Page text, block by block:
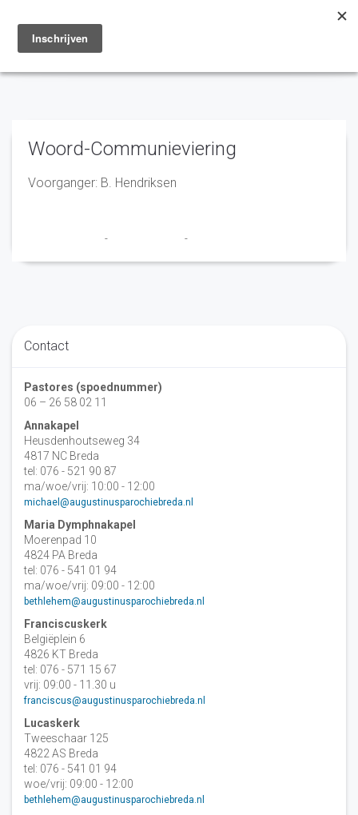
Toggle
navigation
Woord-Communieviering
Voorganger: B. Hendriksen
- -
Contact
Pastores (spoednummer)
06 – 26 58 02 11
Annakapel
Heusdenhoutseweg 34
4817 NC Breda
tel: 076 - 521 90 87
ma/woe/vrij: 10:00 - 12:00
michael@augustinusparochiebreda.nl
Maria Dymphnakapel
Moerenpad 10
4824 PA Breda
tel: 076 - 541 01 94
ma/woe/vrij: 09:00 - 12:00
bethlehem@augustinusparochiebreda.nl
Franciscuskerk
Belgiëplein 6
4826 KT Breda
tel: 076 - 571 15 67
vrij: 09:00 - 11.30 u
franciscus@augustinusparochiebreda.nl
Lucaskerk
Tweeschaar 125
4822 AS Breda
tel: 076 - 541 01 94
woe/vrij: 09:00 - 12:00
bethlehem@augustinusparochiebreda.nl